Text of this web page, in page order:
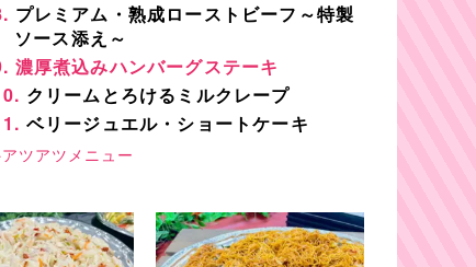
プレミアム・熟成ローストビーフ～特製
ソース添え～
濃厚煮込みハンバーグステーキ
クリームとろけるミルクレープ
ベリージュエル・ショートケーキ
ツアツメニュー